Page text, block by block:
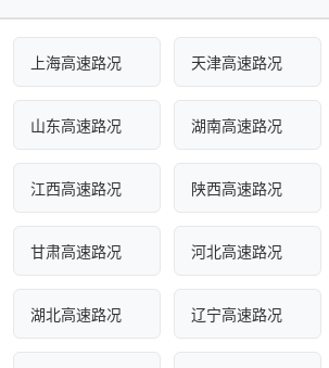
上海高速路况 天津高速路况
山东高速路况 湖南高速路况
江西高速路况 陕西高速路况
甘肃高速路况 河北高速路况
湖北高速路况 辽宁高速路况